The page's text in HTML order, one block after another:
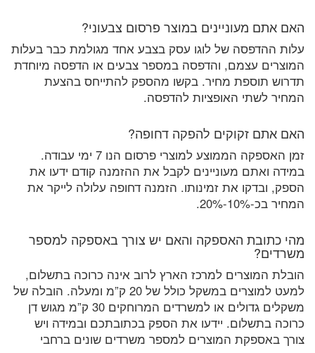
האם אתם מעוניינים במוצר פרסום צבעוני?
עלות ההדפסה של לוגו עסק בצבע אחד מגולמת כבר בעלות
המוצרים עצמם, והדפסה במספר צבעים או הדפסה מיוחדת
תדרוש תוספת מחיר. בקשו מהספק להתייחס בהצעת
המחיר לשתי האופציות להדפסה.
האם אתם זקוקים להפקה דחופה?
זמן האספקה הממוצע למוצרי פרסום הנו 7 ימי עבודה.
במידה ואתם מעוניינים לקבל את ההזמנה קודם ידעו את
הספק, ובדקו את זמינותו. הזמנה דחופה עלולה לייקר את
המחיר בכ-10%-20%.
מהי כתובת האספקה והאם יש צורך באספקה למספר
משרדים?
הובלת המוצרים למרכז הארץ לרוב אינה כרוכה בתשלום,
למעט למוצרים במשקל כולל של 20 ק”מ ומעלה. הובלה של
משקלים גדולים או למשרדים המרוחקים 30 ק”מ מגוש דן
כרוכה בתשלום. יידעו את הספק בכתובתכם ובמידה ויש
צורך באספקת המוצרים למספר משרדים שונים ברחבי